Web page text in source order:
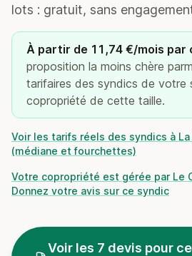
lots : gratuit, sans
À partir de 11,74 €/mois par
proposition la moins chère
tarifaires des syndics de votre
copropriété de cette taille.
Voir les tarifs réels des syndics à La
(médiane et fourchettes)
Votre copropriété est gérée par Le
Donnez votre avis sur ce syndic
Voir les 7 devis pour